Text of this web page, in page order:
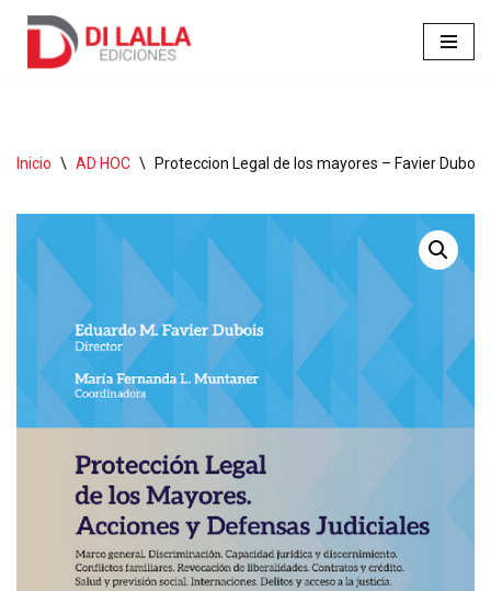
Inicio \ AD HOC \ Proteccion Legal de los mayores – Favier